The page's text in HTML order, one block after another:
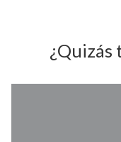
¿Quizás